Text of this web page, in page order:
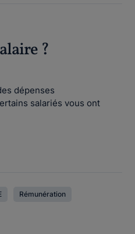
?
dépenses
salariés vous ont
Rémunération